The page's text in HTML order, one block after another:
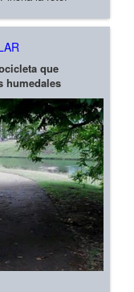
que
humedales